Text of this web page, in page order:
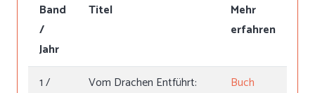
Band
/
Jahr
Titel
Mehr
erfahren
1 /
Vom Drachen Entführt:
Buch